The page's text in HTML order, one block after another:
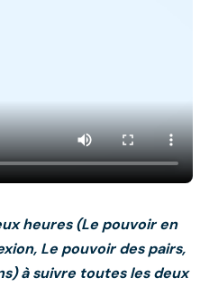
heures (Le pouvoir en
Le pouvoir des pairs,
à suivre toutes les deux